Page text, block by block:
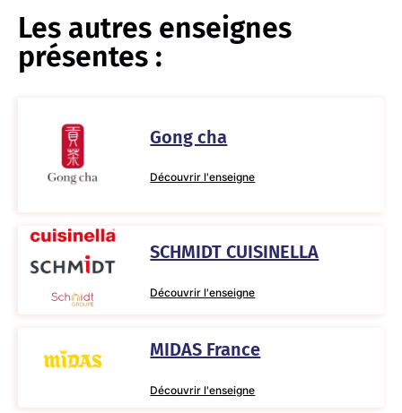
Les autres enseignes
présentes :
Gong cha
Découvrir l'enseigne
SCHMIDT CUISINELLA
Découvrir l'enseigne
MIDAS France
Découvrir l'enseigne